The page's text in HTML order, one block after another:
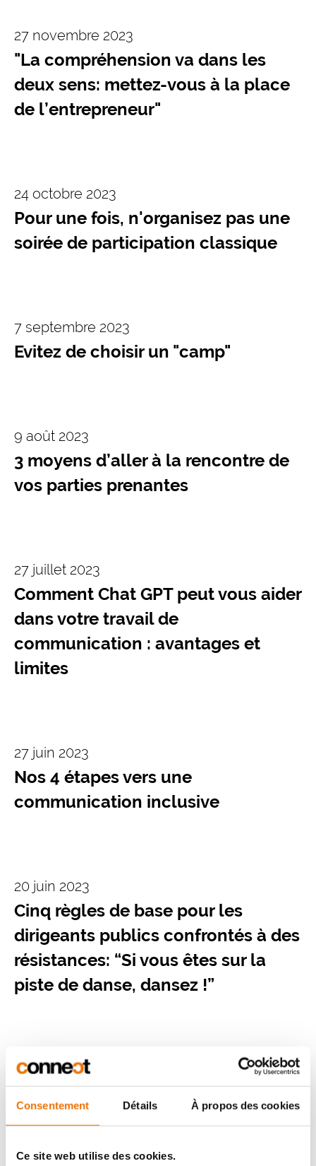
Consentement Détails À propos des cookies
Ce site web utilise des cookies.
27 novembre 2023
"La compréhension va dans les
deux sens: mettez-vous à la place
de l’entrepreneur"
24 octobre 2023
Pour une fois, n'organisez pas une
soirée de participation classique
7 septembre 2023
Evitez de choisir un "camp"
9 août 2023
3 moyens d’aller à la rencontre de
vos parties prenantes
27 juillet 2023
Comment Chat GPT peut vous aider
dans votre travail de
communication : avantages et
limites
27 juin 2023
Nos 4 étapes vers une
communication inclusive
20 juin 2023
Cinq règles de base pour les
dirigeants publics confrontés à des
résistances: “Si vous êtes sur la
piste de danse, dansez !”
14 juin 2023
Le chargé de com’, partenaire
plutôt qu’adversaire de l’expert